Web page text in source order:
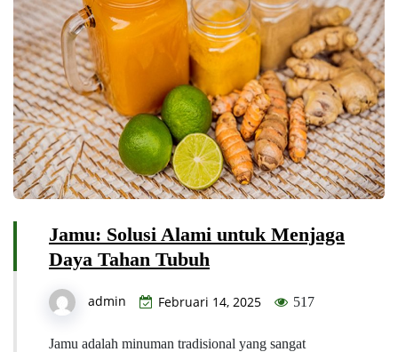
Jamu: Solusi Alami untuk Menjaga
Daya Tahan Tubuh
admin Februari 14, 2025 517
Jamu adalah minuman tradisional yang sangat